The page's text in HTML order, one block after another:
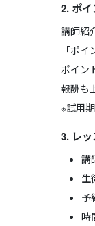
2. ポ
講師紹
「ポ
ポイン
報酬も
※試用
3. レ
講
生
予
時